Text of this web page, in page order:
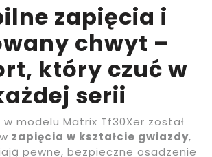
zapięcia i
chwyt –
który czuć w
serii
w modelu Matrix Tf30Xer został
zapięcia w kształcie gwiazdy,
pewne, bezpieczne osadzenie